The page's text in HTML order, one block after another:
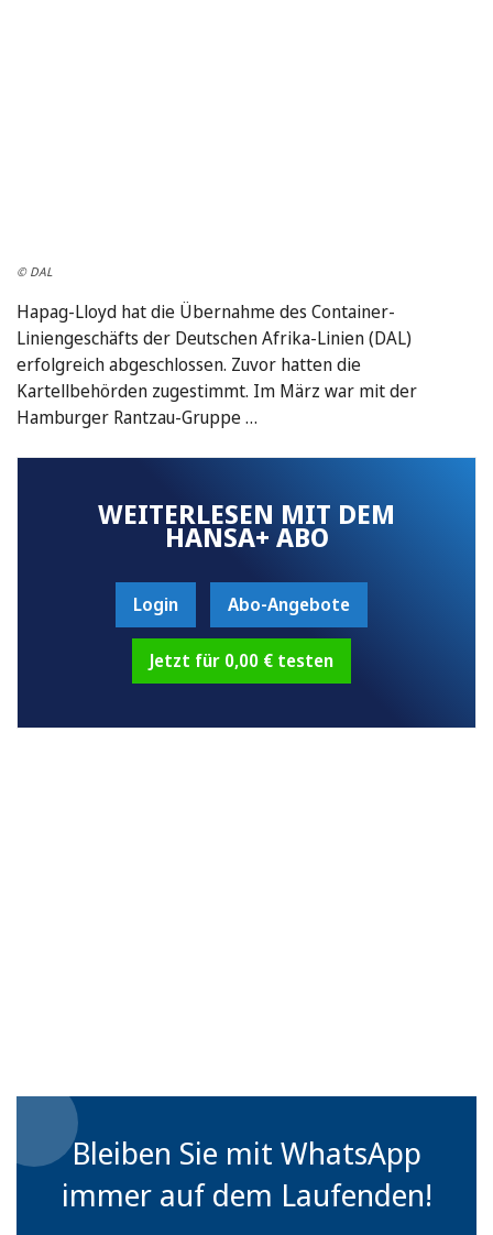
© DAL
Hapag-Lloyd hat die Übernahme des Container-
Liniengeschäfts der Deutschen Afrika-Linien (DAL)
erfolgreich abgeschlossen. Zuvor hatten die
Kartellbehörden zugestimmt. Im März war mit der
Hamburger Rantzau-Gruppe …
WEITERLESEN MIT DEM
HANSA+ ABO
Login Abo-Angebote
Jetzt für 0,00 € testen
Bleiben Sie mit WhatsApp
immer auf dem Laufenden!